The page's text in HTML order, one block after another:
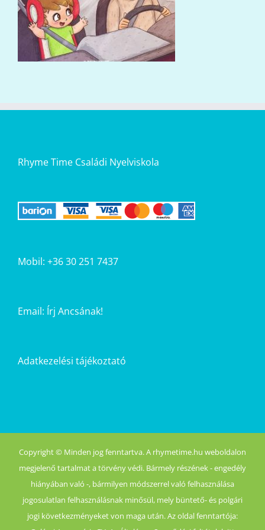
Rhyme Time Családi Nyelviskola
Mobil: +36 30 251 7437
Email: Írj Ancsának!
Adatkezelési tájékoztató
Copyright © Minden jog fenntartva. A rhymetime.hu weboldalon
megjelenő tartalmat a törvény védi. Bármely részének - engedély
hiányában való -, bármilyen módszerrel való felhasználása
jogosulatlan felhasználásnak minősül, mely büntető- és polgári
jogi következményeket von maga után. Az oldal fenntartója: